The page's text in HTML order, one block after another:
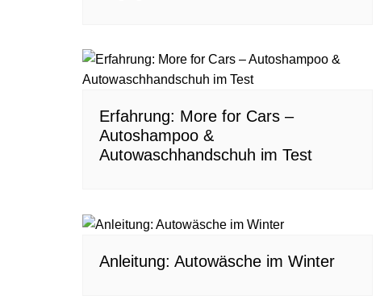
Erfahrung: More for Cars –
Autoshampoo &
Autowaschhandschuh im Test
Anleitung: Autowäsche im Winter